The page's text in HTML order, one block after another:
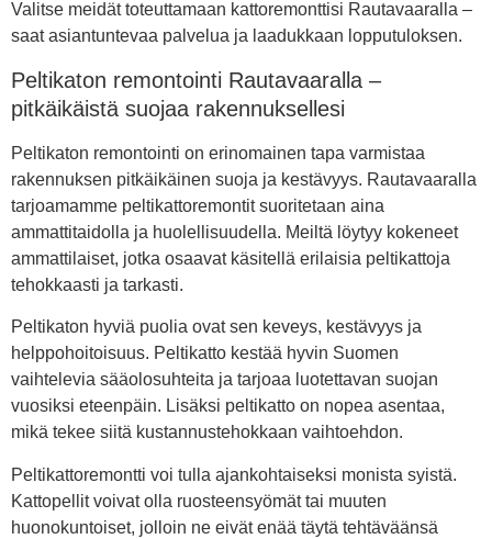
Valitse meidät toteuttamaan kattoremonttisi Rautavaaralla –
saat asiantuntevaa palvelua ja laadukkaan lopputuloksen.
Peltikaton remontointi Rautavaaralla –
pitkäikäistä suojaa rakennuksellesi
Peltikaton remontointi on erinomainen tapa varmistaa
rakennuksen pitkäikäinen suoja ja kestävyys. Rautavaaralla
tarjoamamme peltikattoremontit suoritetaan aina
ammattitaidolla ja huolellisuudella. Meiltä löytyy kokeneet
ammattilaiset, jotka osaavat käsitellä erilaisia peltikattoja
tehokkaasti ja tarkasti.
Peltikaton hyviä puolia ovat sen keveys, kestävyys ja
helppohoitoisuus. Peltikatto kestää hyvin Suomen
vaihtelevia sääolosuhteita ja tarjoaa luotettavan suojan
vuosiksi eteenpäin. Lisäksi peltikatto on nopea asentaa,
mikä tekee siitä kustannustehokkaan vaihtoehdon.
Peltikattoremontti voi tulla ajankohtaiseksi monista syistä.
Kattopellit voivat olla ruosteensyömät tai muuten
huonokuntoiset, jolloin ne eivät enää täytä tehtäväänsä